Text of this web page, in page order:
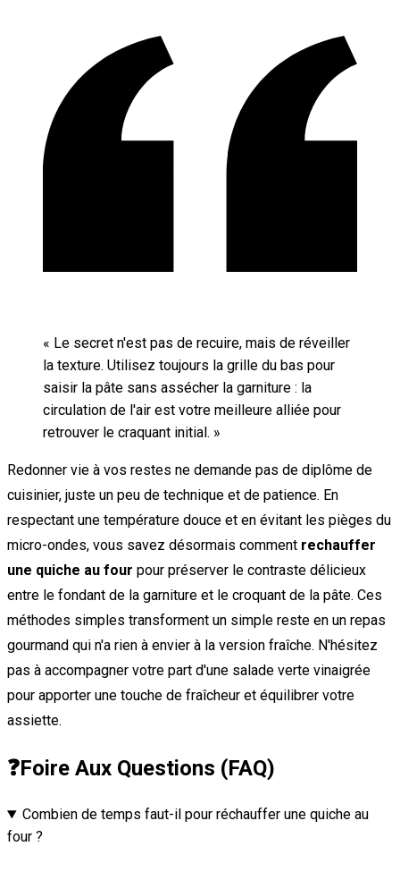
« Le secret n'est pas de recuire, mais de réveiller
la texture. Utilisez toujours la grille du bas pour
saisir la pâte sans assécher la garniture : la
circulation de l'air est votre meilleure alliée pour
retrouver le craquant initial. »
Redonner vie à vos restes ne demande pas de diplôme de
cuisinier, juste un peu de technique et de patience. En
respectant une température douce et en évitant les pièges du
micro-ondes, vous savez désormais comment rechauffer
une quiche au four pour préserver le contraste délicieux
entre le fondant de la garniture et le croquant de la pâte. Ces
méthodes simples transforment un simple reste en un repas
gourmand qui n'a rien à envier à la version fraîche. N'hésitez
pas à accompagner votre part d'une salade verte vinaigrée
pour apporter une touche de fraîcheur et équilibrer votre
assiette.
❓Foire Aux Questions (FAQ)
Combien de temps faut-il pour réchauffer une quiche au
four ?